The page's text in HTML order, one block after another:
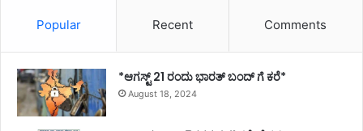
Popular Recent Comments
*ಆಗಸ್ಟ್ 21 ರಂದು ಭಾರತ್‌ ಬಂದ್‌ ಗೆ ಕರೆ*
August 18, 2024